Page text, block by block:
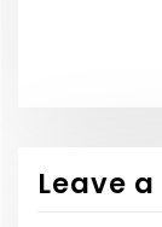
Leave